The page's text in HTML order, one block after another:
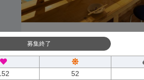
募集終了
52